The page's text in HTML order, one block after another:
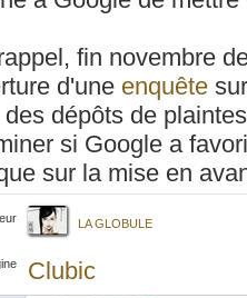
fin novembre
d'une enquête
des dépôts de
si Google a
sur la mise en
LA GLOBULE
Clubic